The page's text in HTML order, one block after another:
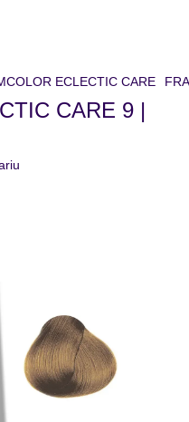
ECLECTIC CARE
CARE 9 |